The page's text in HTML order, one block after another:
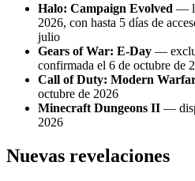
Halo: Campaign Evolved —
2026, con hasta 5 días de
julio
Gears of War: E-Day —
confirmada el 6 de octubre de
Call of Duty: Modern
octubre de 2026
Minecraft Dungeons II —
2026
Nuevas revelaciones